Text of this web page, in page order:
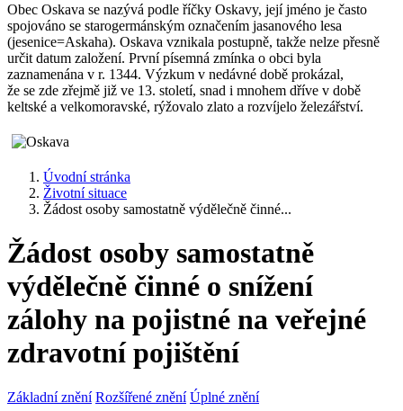
Obec Oskava se nazývá podle říčky Oskavy, její jméno je často
spojováno se starogermánským označením jasanového lesa
(jesenice=Askaha). Oskava vznikala postupně, takže nelze přesně
určit datum založení. První písemná zmínka o obci byla
zaznamenána v r. 1344. Výzkum v nedávné době prokázal,
že se zde zřejmě již ve 13. století, snad i mnohem dříve v době
keltské a velkomoravské, rýžovalo zlato a rozvíjelo železářství.
Úvodní stránka
Životní situace
Žádost osoby samostatně výdělečně činné...
Žádost osoby samostatně
výdělečně činné o snížení
zálohy na pojistné na veřejné
zdravotní pojištění
Základní znění Rozšířené znění Úplné znění